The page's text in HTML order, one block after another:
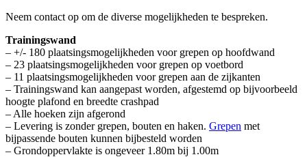
Neem contact op om de diverse mogelijkheden te bespreken.
Trainingswand
– +/- 180 plaatsingsmogelijkheden voor grepen op hoofdwand
– 23 plaatsingsmogelijkheden voor grepen op voetbord
– 11 plaatsingsmogelijkheden voor grepen aan de zijkanten
– Trainingswand kan aangepast worden, afgestemd op bijvoorbeeld
hoogte plafond en breedte crashpad
– Alle hoeken zijn afgerond
– Levering is zonder grepen, bouten en haken. Grepen met
bijpassende bouten kunnen bijbesteld worden
– Grondoppervlakte is ongeveer 1.80m bij 1.00m